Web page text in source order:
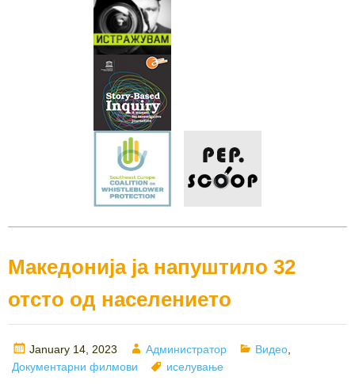
Македонија ја напуштило 32
отсто од населението
Posted
on
January 14, 2023 Author
Администратор Categories
Видео
Документарни филмови
Tags
иселување